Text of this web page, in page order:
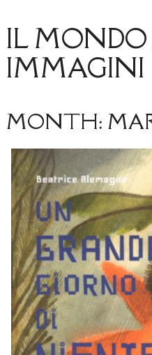
IL MONDO
IMMAGINI
to
content
MONTH: